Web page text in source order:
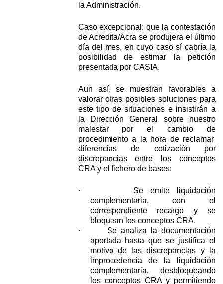
la Administración.
Caso excepcional: que la contestación
de Acredita/Acra se produjera el último
día del mes, en cuyo caso sí cabría la
posibilidad de estimar la petición
presentada por CASIA.
Aun así, se muestran favorables a
valorar otras posibles soluciones para
este tipo de situaciones e insistirán a
la Dirección General sobre nuestro
malestar por el cambio de
procedimiento a la hora de reclamar
diferencias de cotización por
discrepancias entre los conceptos
CRA y el fichero de bases:
·
Se emite liquidación
complementaria, con el
correspondiente recargo y se
bloquean los conceptos CRA.
·
Se analiza la documentación
aportada hasta que se justifica el
motivo de las discrepancias y la
improcedencia de la liquidación
complementaria, desbloqueando
los conceptos CRA y permitiendo